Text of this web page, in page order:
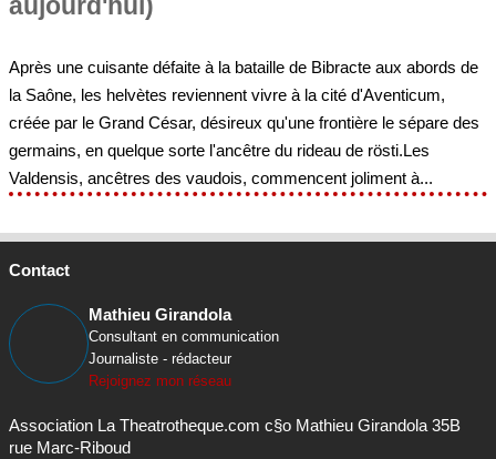
aujourd'hui)
Après une cuisante défaite à la bataille de Bibracte aux abords de
la Saône, les helvètes reviennent vivre à la cité d'Aventicum,
créée par le Grand César, désireux qu'une frontière le sépare des
germains, en quelque sorte l'ancêtre du rideau de rösti.Les
Valdensis, ancêtres des vaudois, commencent joliment à...
Contact
Mathieu Girandola
Consultant en communication
Journaliste - rédacteur
Rejoignez mon réseau
Association La Theatrotheque.com c§o Mathieu Girandola 35B
rue Marc-Riboud